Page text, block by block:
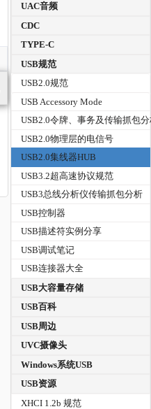
UAC音频
CDC
TYPE-C
USB规范
USB2.0规范
USB Accessory Mode
USB2.0令牌、事务及传输抓包
USB2.0物理层的电信号
USB2.0集线器HUB
USB3.2超高速协议规范
USB3总线分析仪传输抓包分析
USB控制器
USB描述符实例分享
USB调试笔记
USB连接器大全
USB大容量存储
USB百科
USB周边
UVC摄像头
Windows系统USB
USB资源
XHCI 1.2b 规范